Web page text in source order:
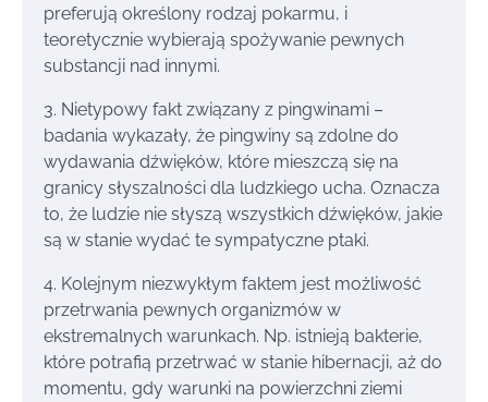
preferują określony rodzaj pokarmu, i
teoretycznie wybierają spożywanie pewnych
substancji nad innymi.
3. Nietypowy fakt związany z pingwinami –
badania wykazały, że pingwiny są zdolne do
wydawania dźwięków, które mieszczą się na
granicy słyszalności dla ludzkiego ucha. Oznacza
to, że ludzie nie słyszą wszystkich dźwięków, jakie
są w stanie wydać te sympatyczne ptaki.
4. Kolejnym niezwykłym faktem jest możliwość
przetrwania pewnych organizmów w
ekstremalnych warunkach. Np. istnieją bakterie,
które potrafią przetrwać w stanie hibernacji, aż do
momentu, gdy warunki na powierzchni ziemi